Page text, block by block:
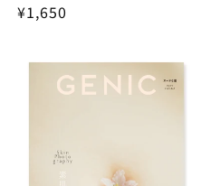
Regular
¥1,650